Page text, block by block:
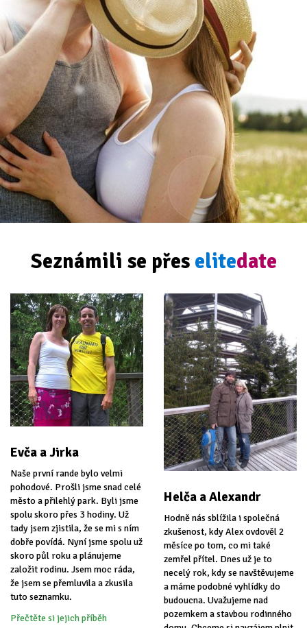
Seznámili se přes elitedate
Evča a Jirka
Naše první rande bylo velmi
pohodové. Prošli jsme snad celé
město a přilehlý park. Byli jsme
spolu skoro přes 3 hodiny. Už
tady jsem zjistila, že se mi s ním
dobře povídá. Nyní jsme spolu už
skoro půl roku a plánujeme
založit rodinu. Jsem moc ráda,
že jsem se přemluvila a zkusila
tuto seznamku.
Přečtěte si jejich příběh
Helča a Alexandr
Hodně nás sblížila i společná
zkušenost, kdy Alex ovdověl 2
měsíce po tom, co mi také
zemřel přítel. Dnes už je to
necelý rok, kdy se navštěvujeme
a máme podobné vyhlídky do
budoucna. Uvažujeme nad
pozemkem a stavbou rodinného